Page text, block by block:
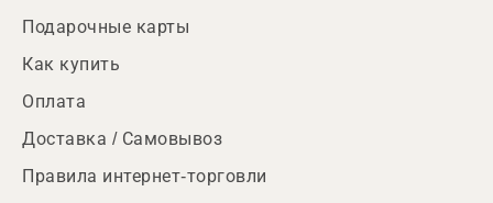
Подарочные карты
Как купить
Оплата
Доставка / Самовывоз
Правила интернет-торговли